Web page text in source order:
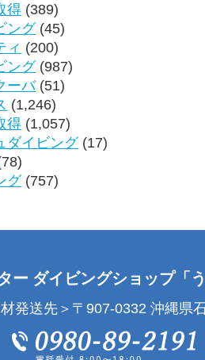
得 (389)
ング(45)
ィ (200)
ング(987)
ーバ(51)
(1,246)
得 (1,057)
ダイビング(17)
グ(757)
ー ダイビングショップ「
発送先＞〒907-0332 沖縄県